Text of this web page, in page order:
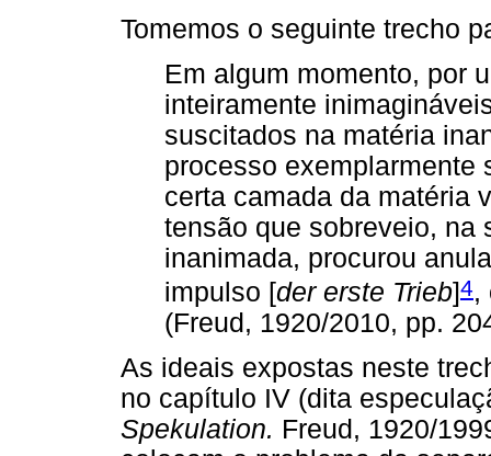
Tomemos o seguinte trecho
Em algum momento, por
inteiramente
suscitados na matéria
processo exemplarmente
certa camada da matéria
tensão que sobreveio, na
inanimada, procurou
impulso [der erste Trieb]4,
(Freud, 1920/2010, pp.
As ideais expostas neste
no capítulo IV (dita
Spekulation. Freud, 1920/